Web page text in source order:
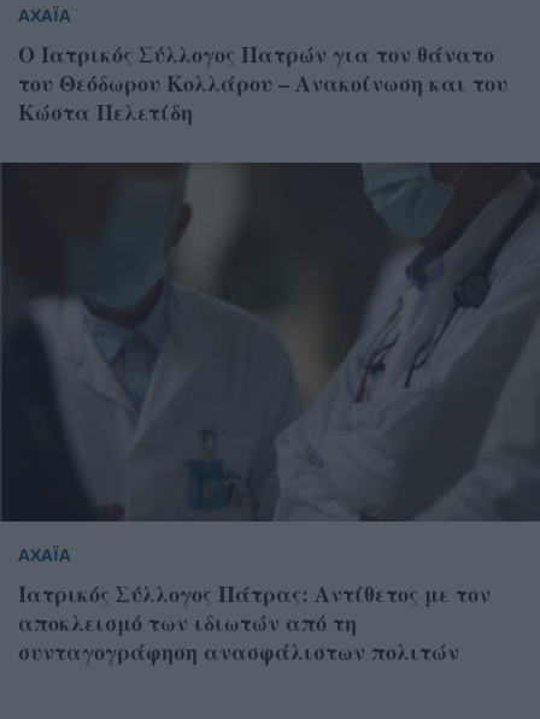
ΑΧΑΪΑ
Ο Ιατρικός Σύλλογος Πατρών για τον θάνατο
του Θεόδωρου Κολλάρου – Ανακοίνωση και του
Κώστα Πελετίδη
ΑΧΑΪΑ
Ιατρικός Σύλλογος Πάτρας: Αντίθετος με τον
αποκλεισμό των ιδιωτών από τη
συνταγογράφηση ανασφάλιστων πολιτών